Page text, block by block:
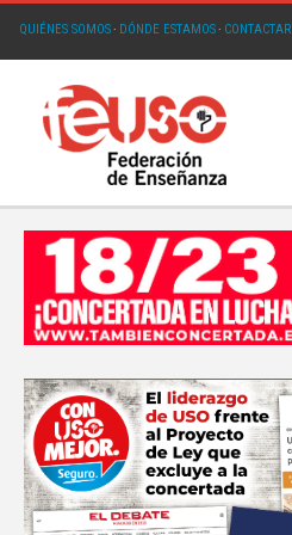
QUIÉNES SOMOS· DÓNDE ESTAMOS· CONTACTAR